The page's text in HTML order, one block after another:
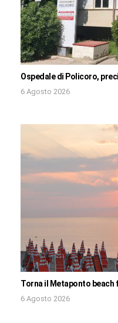
Ospedale di Policoro,
6 Agosto 2026
Torna il Metaponto beach
6 Agosto 2026